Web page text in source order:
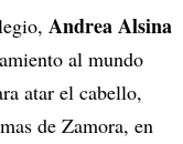
Andrea Alsina
al mundo
atar el cabello,
de Zamora, en